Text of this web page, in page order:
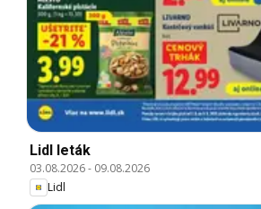
Lidl leták
03.08.2026- 09.08.2026
Lidl